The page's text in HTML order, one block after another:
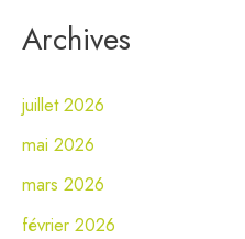
Archives
juillet 2026
mai 2026
mars 2026
février 2026